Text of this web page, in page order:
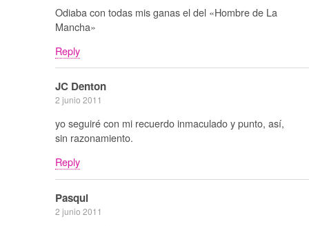
Odiaba con todas mis ganas el del «Hombre de La
Mancha»
Reply
JC Denton
2 junio 2011
yo seguiré con mi recuerdo inmaculado y punto, así,
sin razonamiento.
Reply
Pasqui
2 junio 2011